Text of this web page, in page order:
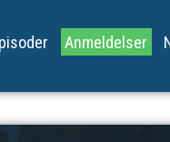
Anmeldelser